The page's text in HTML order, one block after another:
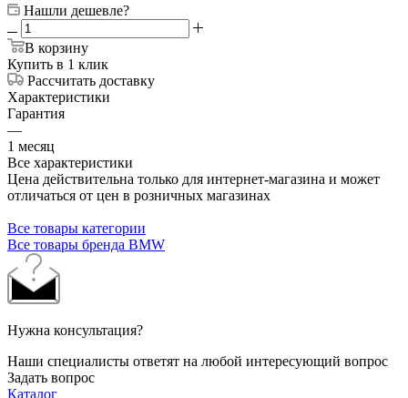
Нашли дешевле?
В корзину
Купить в 1 клик
Рассчитать доставку
Характеристики
Гарантия
—
1 месяц
Все характеристики
Цена действительна только для интернет-магазина и может
отличаться от цен в розничных магазинах
Все товары категории
Все товары бренда BMW
Нужна консультация?
Наши специалисты ответят на любой интересующий вопрос
Задать вопрос
Каталог